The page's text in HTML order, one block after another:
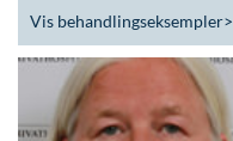
Vis behandlingseksempler>